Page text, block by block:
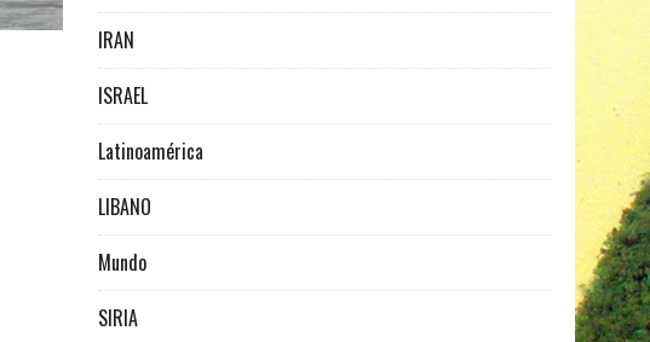
IRAN
ISRAEL
Latinoamérica
LIBANO
Mundo
SIRIA